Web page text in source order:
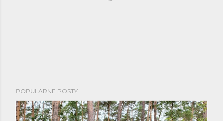
r
z
POPULARNE POSTY